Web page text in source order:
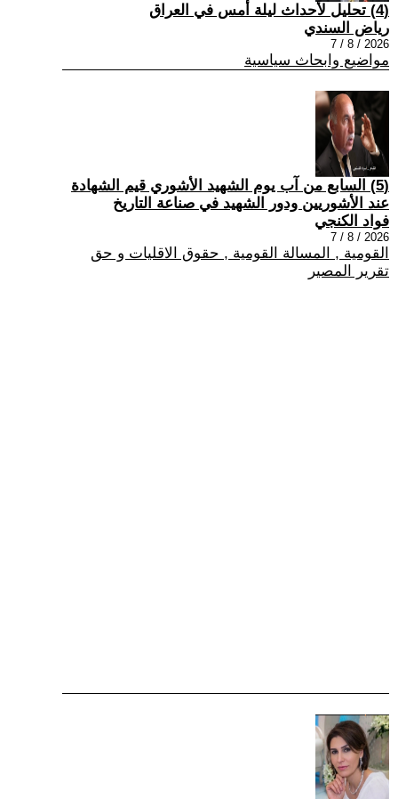
(4) تحليل لأحداث ليلة أمس في العراق
رياض السندي
2026 / 8 / 7
مواضيع وابحاث سياسية
(5) السابع من آب يوم الشهيد الأشوري قيم الشهادة
عند الأشوريين ودور الشهيد في صناعة التاريخ
فواد الكنجي
2026 / 8 / 7
القومية , المسالة القومية , حقوق الاقليات و حق
تقرير المصير